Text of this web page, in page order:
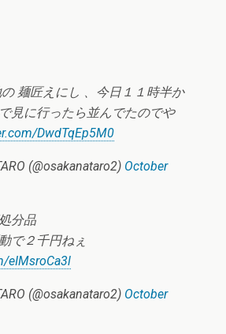
麺匠えにし 、今日１１時半か
見に行ったら並んでたのでや
DwdTqEp5M0
(@osakanataro2) October
分品
で２千円ねぇ
eIMsroCa3l
(@osakanataro2) October